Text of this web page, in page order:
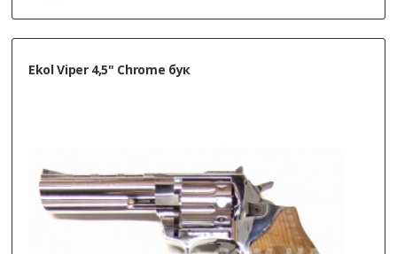
Ekol Viper 4,5" Chrome бук